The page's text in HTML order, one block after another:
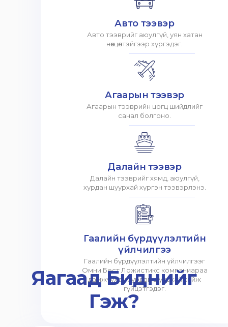
Авто тээвэр
Авто тээврийг аюулгүй, уян хатан
нөхцөлтэйгээр хүргэдэг.
Агаарын тээвэр
Агаарын тээврийн цогц шийдлийг
санал болгоно.
Далайн тээвэр
Далайн тээврийг хямд, аюулгүй,
хурдан шуурхай хүргэн тээвэрлэнэ.
Гаалийн бүрдүүлэлтийн
үйлчилгээ
Гаалийн бүрдүүлэлтийн үйлчилгээг
Омни Бест Ложистикс компаниараа
дамжуулан хурдан шуурхай хийж
гүйцэтгэдэг.
Яагаад Биднийг
Гэж?